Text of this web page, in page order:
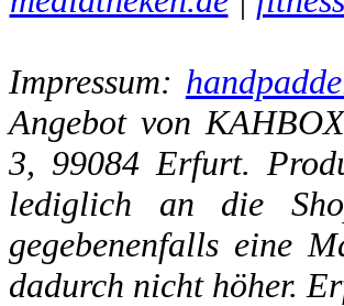
Impressum:
Angebot von
3, 99084 Erfurt.
lediglich an die
gegebenenfalls eine
dadurch nicht höher.